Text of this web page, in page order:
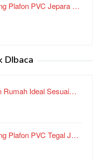
Plafon PVC Jepara …
DIbaca
Rumah Ideal Sesuai…
Plafon PVC Tegal J…